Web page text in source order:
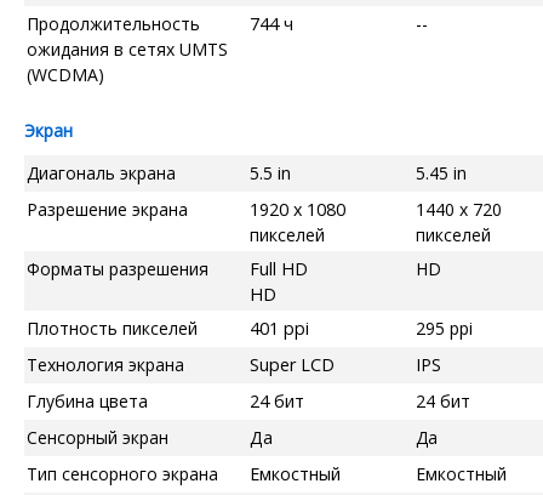
Продолжительность
ожидания в сетях UMTS
(WCDMA)
744 ч --
Экран
Диагональ экрана
5.5 in
5.45 in
Разрешение экрана
1920 x 1080
пикселей
1440 x 720
пикселей
Форматы разрешения
Full HD
HD
HD
Плотность пикселей 401 ppi
295 ppi
Технология экрана
Super LCD
IPS
Глубина цвета
24 бит
24 бит
Сенсорный экран
Да
Да
Тип сенсорного экрана
Емкостный Емкостный